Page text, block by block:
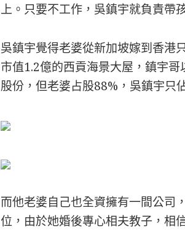
上。只要不工作，吳鎮宇就負責帶
吳鎮宇覺得老婆從新加坡嫁到香港
市值1.2億的西貢海景大屋，鎮宇
股份，但老婆占股88%，吳鎮宇只
而他老婆自己也全資擁有一間公司
位，由於她婚後專心相夫教子，相